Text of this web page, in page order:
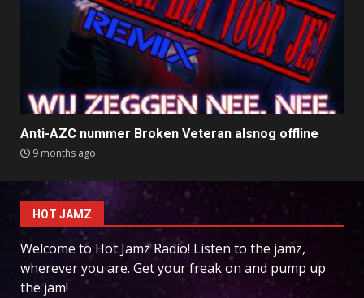
Anti-AZC nummer Broken Veteran alsnog offline
9 months ago
HOT JAMZ
Welcome to Hot Jamz Radio! Listen to the jamz,
wherever you are. Get your freak on and pump up
the jam!